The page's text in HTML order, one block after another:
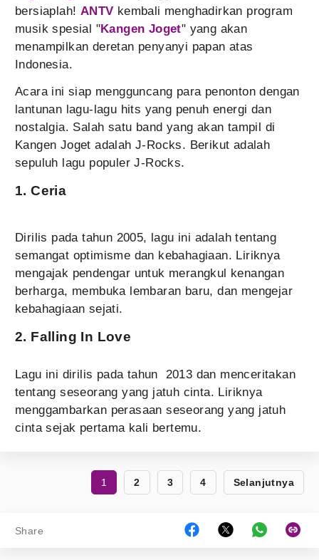
bersiaplah! ANTV kembali menghadirkan program
musik spesial "Kangen Joget" yang akan
menampilkan deretan penyanyi papan atas
Indonesia.
Acara ini siap mengguncang para penonton dengan
lantunan lagu-lagu hits yang penuh energi dan
nostalgia. Salah satu band yang akan tampil di
Kangen Joget adalah J-Rocks. Berikut adalah
sepuluh lagu populer J-Rocks.
1. Ceria
Dirilis pada tahun 2005, lagu ini adalah tentang
semangat optimisme dan kebahagiaan. Liriknya
mengajak pendengar untuk merangkul kenangan
berharga, membuka lembaran baru, dan mengejar
kebahagiaan sejati.
2. Falling In Love
Lagu ini dirilis pada tahun 2013 dan menceritakan
tentang seseorang yang jatuh cinta. Liriknya
menggambarkan perasaan seseorang yang jatuh
cinta sejak pertama kali bertemu.
1 2 3 4 Selanjutnya
Share